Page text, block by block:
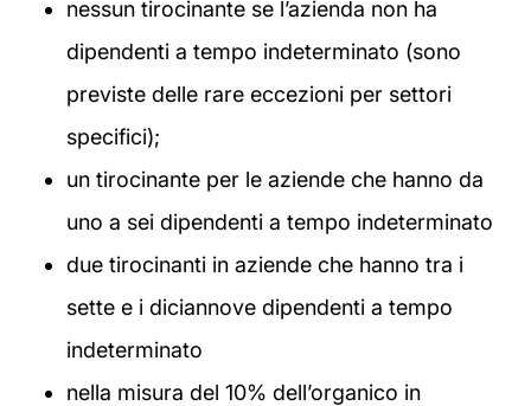
nessun tirocinante se l’azienda non ha
dipendenti a tempo indeterminato (sono
previste delle rare eccezioni per settori
specifici);
un tirocinante per le aziende che hanno da
uno a sei dipendenti a tempo indeterminato
due tirocinanti in aziende che hanno tra i
sette e i diciannove dipendenti a tempo
indeterminato
nella misura del 10% dell’organico in